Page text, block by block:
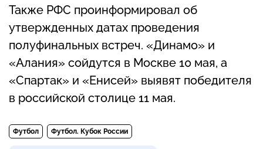
Также РФС проинформировал об
утвержденных датах проведения
полуфинальных встреч. «Динамо» и
«Алания» сойдутся в Москве 10 мая, а
«Спартак» и «Енисей» выявят победителя
в российской столице 11 мая.
Футбол Футбол. Кубок России